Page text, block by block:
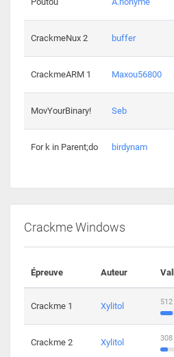
CrackmeNux 2 buffer
CrackmeARM 1 Maxou56800
MovYourBinary! Seb
For k in Parent;do birdynam
Crackme Windows
Épreuve Auteur
Crackme 1 Xylitol
Crackme 2 Xylitol